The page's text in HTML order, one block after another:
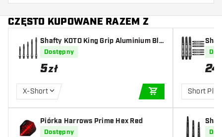
CZĘSTO KUPOWANE RAZEM Z
Shafty KOTO King Grip Aluminium Bla
ck
Dostępny
5zł
X-Short
DODAJ DO
Piórka Harrows Prime Hex Red
Dostępny
24
Short Plus